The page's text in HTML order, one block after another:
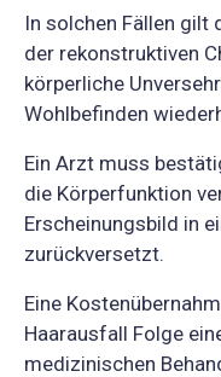
In solchen Fällen gilt
der rekonstruktiven
körperliche
Wohlbefinden
Ein Arzt muss
die Körperfunktion
Erscheinungsbild in
zurückversetzt.
Eine
Haarausfall Folge
medizinischen